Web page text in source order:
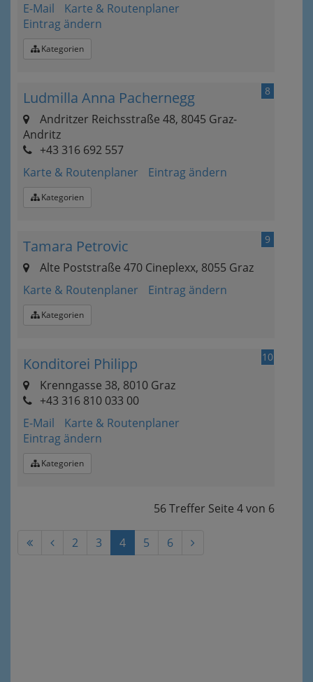
E-Mail
Karte & Routenplaner
Eintrag ändern
Kategorien
8
Ludmilla Anna Pachernegg
Andritzer Reichsstraße 48, 8045 Graz-
Andritz
+43 316 692 557
Karte & Routenplaner
Eintrag ändern
Kategorien
9
Tamara Petrovic
Alte Poststraße 470 Cineplexx, 8055 Graz
Karte & Routenplaner
Eintrag ändern
Kategorien
10
Konditorei Philipp
Krenngasse 38, 8010 Graz
+43 316 810 033 00
E-Mail
Karte & Routenplaner
Eintrag ändern
Kategorien
56 Treffer Seite 4von 6
2 3 4 5 6